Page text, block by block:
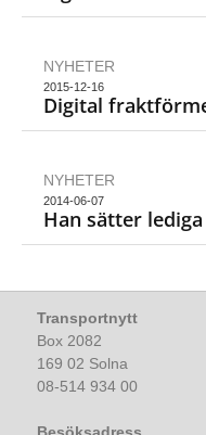
NYHETER
2015-12-16
Digital
NYHETER
2014-06-07
Han sätter
Transportnytt
Box 2082
169 02 Solna
08-514 934 00